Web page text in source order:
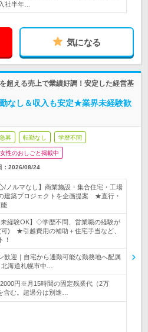
社半年…
気になる
超える売上で業績好調！安定した経営基
なし＆収入も安定★業界未経験歓
急募 転勤なし 学歴不問
女性のおしごと掲載中
2026/08/24
/ノルマなし】商業施設・集合住宅・工場
建築プロジェクトを企画提案 ★直行・
未経験OK】◇学歴不問、営業職の経験が
可) ★引越費用の補助＋住宅手当など、
！
歓迎｜自宅から通勤可能な勤務地へ配属
海道札幌市中…
円※月15時間の固定残業代（2万
含む。超過分は別途…